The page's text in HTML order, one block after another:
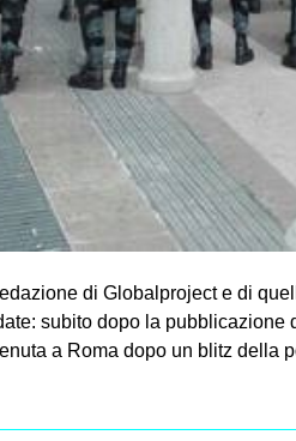
di Globalproject e di
subito dopo la
a Roma dopo un blitz della